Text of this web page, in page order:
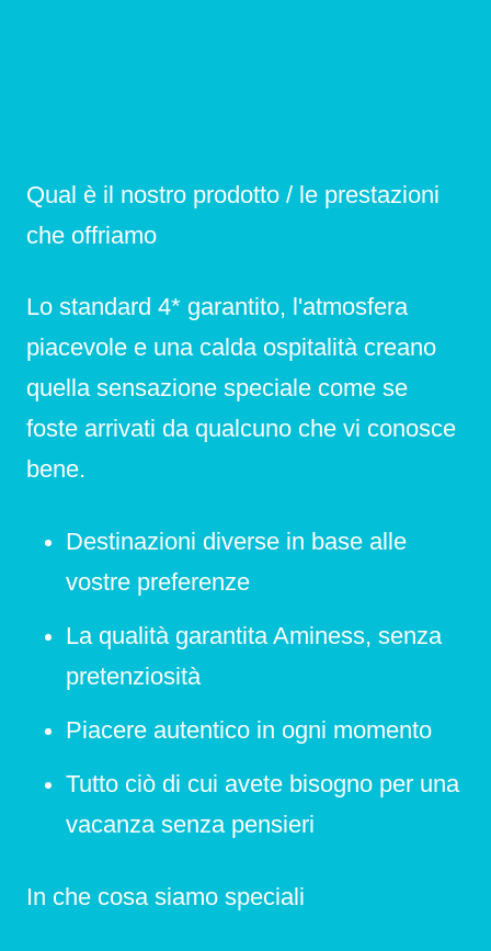
Qual è il nostro prodotto / le prestazioni
che offriamo
Lo standard 4* garantito, l'atmosfera
piacevole e una calda ospitalità creano
quella sensazione speciale come se
foste arrivati da qualcuno che vi conosce
bene.
Destinazioni diverse in base alle
vostre preferenze
La qualità garantita Aminess, senza
pretenziosità
Piacere autentico in ogni momento
Tutto ciò di cui avete bisogno per una
vacanza senza pensieri
In che cosa siamo speciali